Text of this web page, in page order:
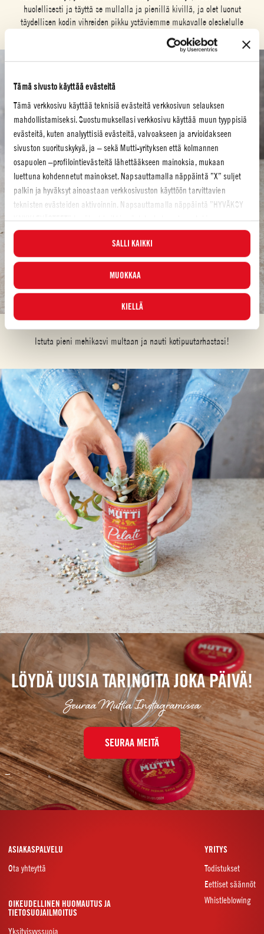
Tämä sivusto käyttää evästeitä
Tämä verkkosivu käyttää teknisiä evästeitä verkkosivun selauksen
mahdollistamiseksi. Suostumuksellasi verkkosivu käyttää muun tyyppisiä
evästeitä, kuten analyyttisiä evästeitä, valvoakseen ja arvioidakseen
sivuston suorituskykyä, ja – sekä Mutti-yrityksen että kolmannen
osapuolen –profilointievästeitä lähettääkseen mainoksia, mukaan
luettuna kohdennetut mainokset. Napsauttamalla näppäintä ”X” suljet
palkin ja hyväksyt ainoastaan verkkosivuston käyttöön tarvittavien
teknisten evästeiden aktivoinnin. Napsauttamalla näppäintä ”HYVÄKSY
analyyttiset ja profilointievästeet. Voit valita milloin tahansa, mitkä
evästeet hyväksyt, ja katsella päivitettyä evästeluetteloa ”HALLINNOI”-
painikkeesta. Lisätietoja varten tutustuEvästekäytäntöömme.
SALLI KAIKKI
MUOKKAA
KIELLÄ
huolellisesti ja täyttä se mullalla ja pienillä kivillä, ja olet luonut
täydellisen kodin vihreiden pikku ystäviemme mukavalle oleskelulle
VAIHE 2
Istuta pieni mehikasvi multaan ja nauti kotipuutarhastasi!
LÖYDÄ UUSIA TARINOITA JOKA PÄIVÄ!
Seuraa Muttia Instagramissa
SEURAA MEITÄ
–
ASIAKASPALVELU
Ota yhteyttä
YRITYS
Todistukset
Eettiset säännöt
Whistleblowing
OIKEUDELLINEN HUOMAUTUS JA
TIETOSUOJAILMOITUS
Yksityisyyssuoja